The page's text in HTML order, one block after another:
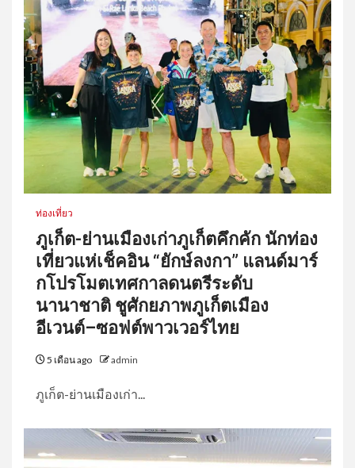
ท่องเที่ยว
ภูเก็ต-ย่านเมืองเก่าภูเก็ตคึกคัก นักท่อง
เที่ยวแห่เช็คอิน “ยักษ์ลงกา” แลนด์มาร์
กโปรโมตเทศกาลดนตรีระดับ
นานาชาติ ชูศักยภาพภูเก็ตเมือง
อีเวนต์–ซอฟต์พาวเวอร์ไทย
5 เดือน ago admin
ภูเก็ต-ย่านเมืองเก่า...